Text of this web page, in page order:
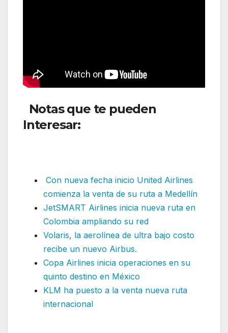
Notas que te pueden
Interesar:
Con nueva fecha inicio United Airlines
comienza la venta de su ruta a Medellín
JetSMART Airlines inicia nueva ruta en
Colombia ampliando su red
Volaris, la aerolínea de ultra bajo costo
recibe un nuevo Airbus.
Copa Airlines inicia operaciones en su
quinto destino en México
KLM ha puesto a la venta nueva ruta
internacional